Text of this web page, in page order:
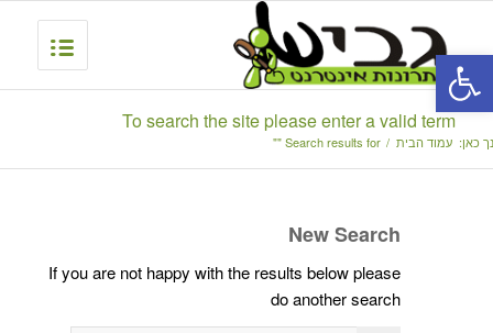
פתח סרגל נגישות
To search the site please enter a valid term
כאן: עמוד הבית /
Search results for ""
New Search
If you are not happy with the results below please
do another search